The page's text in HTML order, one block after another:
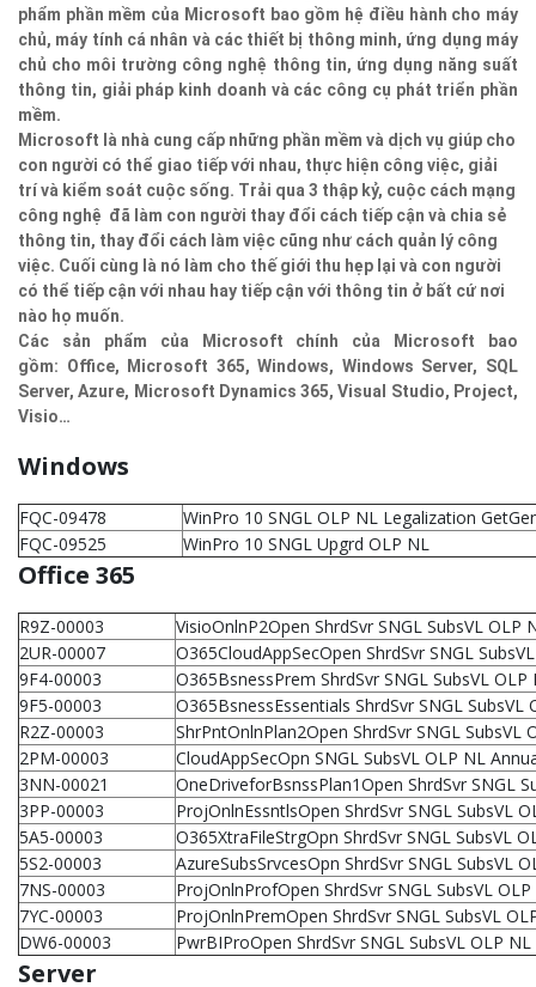
phẩm phần mềm của Microsoft bao gồm hệ điều hành cho máy
chủ, máy tính cá nhân và các thiết bị thông minh, ứng dụng máy
chủ cho môi trường công nghệ thông tin, ứng dụng năng suất
thông tin, giải pháp kinh doanh và các công cụ phát triển phần
mềm.
Microsoft là nhà cung cấp những phần mềm và dịch vụ giúp cho
con người có thể giao tiếp với nhau, thực hiện công việc, giải
trí và kiểm soát cuộc sống. Trải qua 3 thập kỷ, cuộc cách mạng
công nghệ đã làm con người thay đổi cách tiếp cận và chia sẻ
thông tin, thay đổi cách làm việc cũng như cách quản lý công
việc. Cuối cùng là nó làm cho thế giới thu hẹp lại và con người
có thể tiếp cận với nhau hay tiếp cận với thông tin ở bất cứ nơi
nào họ muốn.
Các sản phẩm của Microsoft chính của Microsoft bao
gồm: Office, Microsoft 365, Windows, Windows Server, SQL
Server, Azure, Microsoft Dynamics 365, Visual Studio, Project,
Visio…
Windows
FQC-09478
WinPro 10 SNGL OLP NL Legalization
FQC-09525
WinPro 10 SNGL Upgrd OLP NL
Office 365
R9Z-00003
VisioOnlnP2Open ShrdSvr SNGL SubsVL OLP
2UR-00007
O365CloudAppSecOpen ShrdSvr SNGL
9F4-00003
O365BsnessPrem ShrdSvr SNGL SubsVL
9F5-00003
O365BsnessEssentials ShrdSvr SNGL SubsVL
R2Z-00003
ShrPntOnlnPlan2Open ShrdSvr SNGL SubsVL
2PM-00003
CloudAppSecOpn SNGL SubsVL OLP NL
3NN-00021
OneDriveforBsnssPlan1Open ShrdSvr SNGL
3PP-00003
ProjOnlnEssntlsOpen ShrdSvr SNGL SubsVL
5A5-00003
O365XtraFileStrgOpn ShrdSvr SNGL SubsVL
5S2-00003
AzureSubsSrvcesOpn ShrdSvr SNGL SubsVL
7NS-00003
ProjOnlnProfOpen ShrdSvr SNGL SubsVL
7YC-00003
ProjOnlnPremOpen ShrdSvr SNGL SubsVL
DW6-00003
PwrBIProOpen ShrdSvr SNGL SubsVL OLP
Server